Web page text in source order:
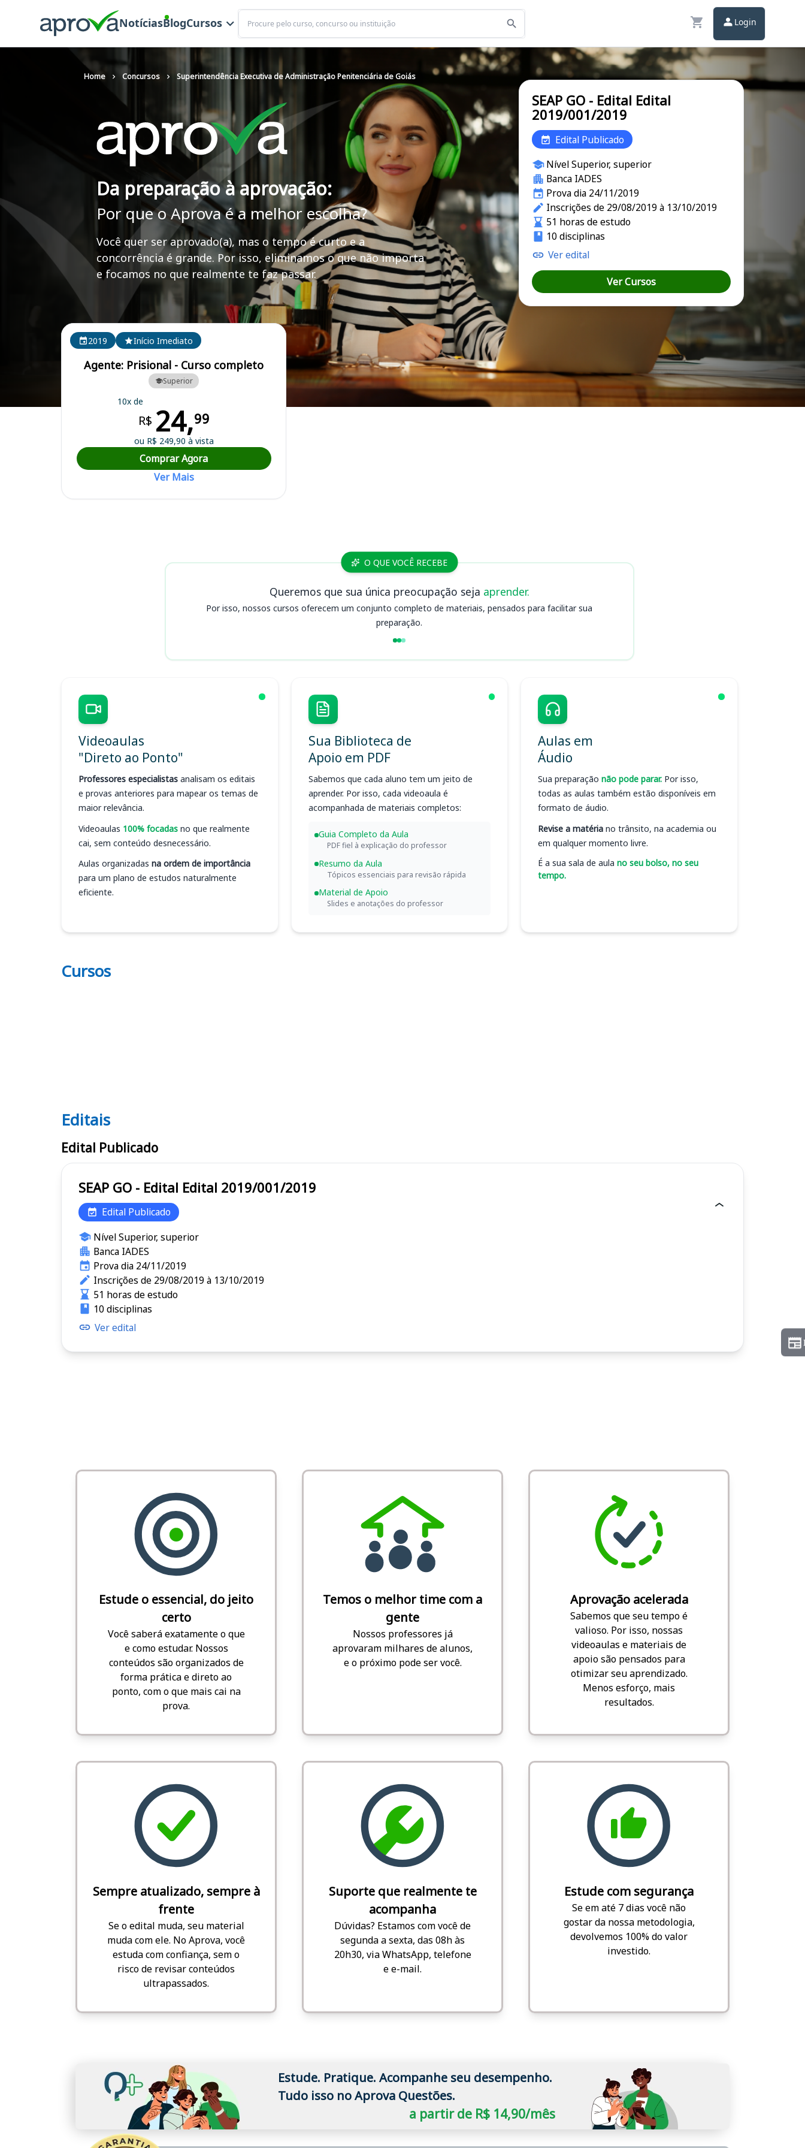
NotíciasBlogCursos
Buscar
Login
Home Concursos Superintendência Executiva de Administração Penitenciária de Goiás
Da preparação à aprovação:
Por que o Aprova é a melhor escolha?
Você quer ser aprovado(a), mas o tempo é curto e a
concorrência é grande. Por isso, eliminamos o que não importa
e focamos no que realmente te faz passar.
Curso Preparatório para o Concurso SEAP GO - Superintendência Executiva de Administração Penitenciária de Goiás
Cursos em destaque para passar no concurso SEAP GO
2019
Início Imediato
Agente: Prisional - Curso completo
Superior
10x de
R$ 24,99
ou R$ 249,90 à vista
Comprar Agora
Ver Mais
SEAP GO - Edital Edital
2019/001/2019
Edital Publicado
Nível Superior, superior
Banca IADES
Prova dia 24/11/2019
Inscrições de 29/08/2019 à 13/10/2019
51 horas de estudo
10 disciplinas
Ver edital
Ver Cursos
Cursos SEAP GO O QUE VOCÊ RECEBE
Queremos que sua única preocupação seja aprender.
Por isso, nossos cursos oferecem um conjunto completo de materiais, pensados para facilitar sua
preparação.
Videoaulas
"Direto ao Ponto"
Professores especialistas analisam os editais
e provas anteriores para mapear os temas de
maior relevância.
Videoaulas 100% focadas no que realmente
cai, sem conteúdo desnecessário.
Aulas organizadas na ordem de importância
para um plano de estudos naturalmente
eficiente.
Sua Biblioteca de
Apoio em PDF
Sabemos que cada aluno tem um jeito de
aprender. Por isso, cada videoaula é
acompanhada de materiais completos:
Guia Completo da Aula
PDF fiel à explicação do professor
Resumo da Aula
Tópicos essenciais para revisão rápida
Material de Apoio
Slides e anotações do professor
Aulas em
Áudio
Sua preparação não pode parar. Por isso,
todas as aulas também estão disponíveis em
formato de áudio.
Revise a matéria no trânsito, na academia ou
em qualquer momento livre.
É a sua sala de aula no seu bolso, no seu
tempo.
Cursos
Editais SEAP GO
Editais
Edital Publicado
SEAP GO - Edital Edital 2019/001/2019
Edital Publicado
Nível Superior, superior
Banca IADES
Prova dia 24/11/2019
Inscrições de 29/08/2019 à 13/10/2019
51 horas de estudo
10 disciplinas
Ver edital
Estude o essencial, do jeito
certo
Você saberá exatamente o que
e como estudar. Nossos
conteúdos são organizados de
forma prática e direto ao
ponto, com o que mais cai na
prova.
Temos o melhor time com a
gente
Nossos professores já
aprovaram milhares de alunos,
e o próximo pode ser você.
Aprovação acelerada
Sabemos que seu tempo é
valioso. Por isso, nossas
videoaulas e materiais de
apoio são pensados para
otimizar seu aprendizado.
Menos esforço, mais
resultados.
Sempre atualizado, sempre à
frente
Se o edital muda, seu material
muda com ele. No Aprova, você
estuda com confiança, sem o
risco de revisar conteúdos
ultrapassados.
Suporte que realmente te
acompanha
Dúvidas? Estamos com você de
segunda a sexta, das 08h às
20h30, via WhatsApp, telefone
e e-mail.
Estude com segurança
Se em até 7 dias você não
gostar da nossa metodologia,
devolvemos 100% do valor
investido.
Estude. Pratique. Acompanhe seu desempenho.
Tudo isso no Aprova Questões.
a partir de R$ 14,90/mês